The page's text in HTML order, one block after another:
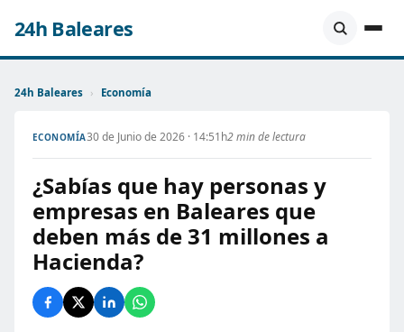
24h Baleares
24h Baleares › Economía
ECONOMÍA30 de Junio de 2026 · 14:51h2 min de lectura
¿Sabías que hay personas y
empresas en Baleares que
deben más de 31 millones a
Hacienda?